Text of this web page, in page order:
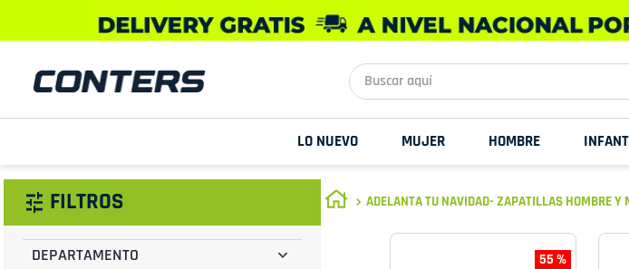
Buscar aquí
LO NUEVO MUJER HOMBRE
FILTROS
DEPARTAMENTO
ADELANTA TU NAVIDAD- ZAPATILLAS HOMBRE Y
55 %